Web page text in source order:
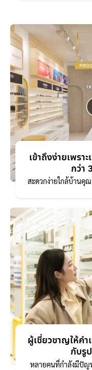
เข้าถึงง่ายเพรา
กว่า
สะดวกง่ายใกล้บ้านคุ
ผู้เชี่ยวชาญให้คำ
กับรู
หลายคนที่กำลังมีปัญห